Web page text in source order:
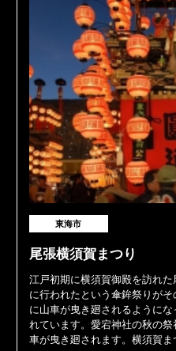
東海市
尾張横須賀まつり
江戸初期に横須賀御殿を訪れ
に行われたという傘鉾祭りが
に山車が曳き廻されるように
れています。愛宕神社の秋の
車が曳き廻されます。横須賀ま